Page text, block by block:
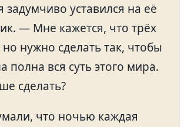
уставился на её
— Мне кажется, что трёх
но нужно сделать так, чтобы
полна вся суть этого мира.
сделать?
что ночью каждая